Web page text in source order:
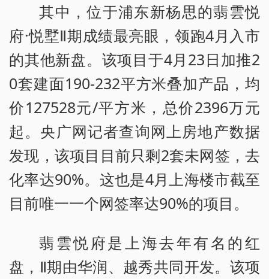
其中，位于浦东新杨思的翡雲悦
府·悦墅Ⅱ期成绩最亮眼，领跑4月入市
的其他新盘。该项目于4月23日加推2
0套建面190-232平方米叠加产品，均
价127528元/平方米，总价2396万元
起。央广网记者查询网上房地产数据
发现，该项目目前只剩2套未网签，去
化率达90%。这也是4月上海楼市截至
目前唯一一个网签率达90%的项目。
翡雲悦府是上海去年有名的红
盘，Ⅱ期由华润、越秀共同开发。该项